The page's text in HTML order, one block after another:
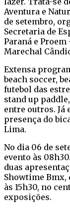
Aventura e
de setembro,
Secretaria de
Paraná e
Marechal
Extensa
beach soccer,
futebol das
stand up
entre outros. Já
presença do
Lima.
No dia 06 de
evento às
duas
Showtime Bmx,
às 15h30, no
exposições.